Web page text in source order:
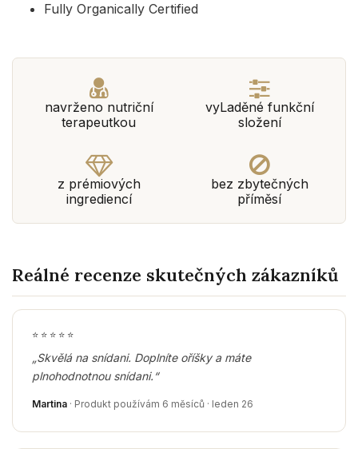
Fully Organically Certified
navrženo nutriční
terapeutkou
vyLaděné funkční
složení
z prémiových
ingrediencí
bez zbytečných
příměsí
Reálné recenze skutečných zákazníků
⭐ ⭐ ⭐ ⭐ ⭐
„Skvělá na snídani. Doplníte oříšky a máte
plnohodnotnou snídani.“
Martina · Produkt používám 6 měsíců · leden 26